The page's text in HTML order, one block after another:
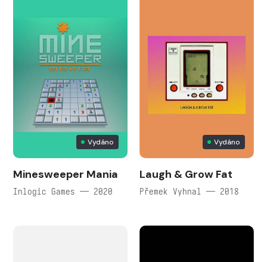
Vydáno
Minesweeper Mania
Inlogic Games — 2020
Vydáno
Laugh & Grow Fat
Přemek Vyhnal — 2018